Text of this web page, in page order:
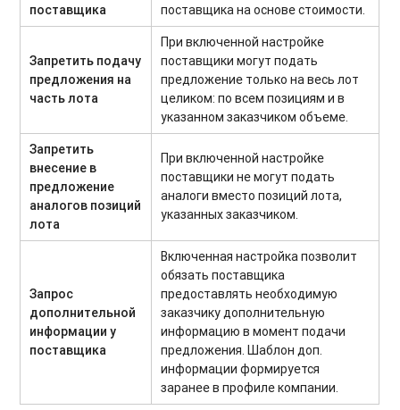
поставщика
поставщика на основе стоимости.
Запретить подачу
предложения на
часть лота
При включенной настройке
поставщики могут подать
предложение только на весь лот
целиком: по всем позициям и в
указанном заказчиком объеме.
Запретить
внесение в
предложение
аналогов позиций
лота
При включенной настройке
поставщики не могут подать
аналоги вместо позиций лота,
указанных заказчиком.
Запрос
дополнительной
информации у
поставщика
Включенная настройка позволит
обязать поставщика
предоставлять необходимую
заказчику дополнительную
информацию в момент подачи
предложения. Шаблон доп.
информации формируется
заранее в профиле компании.